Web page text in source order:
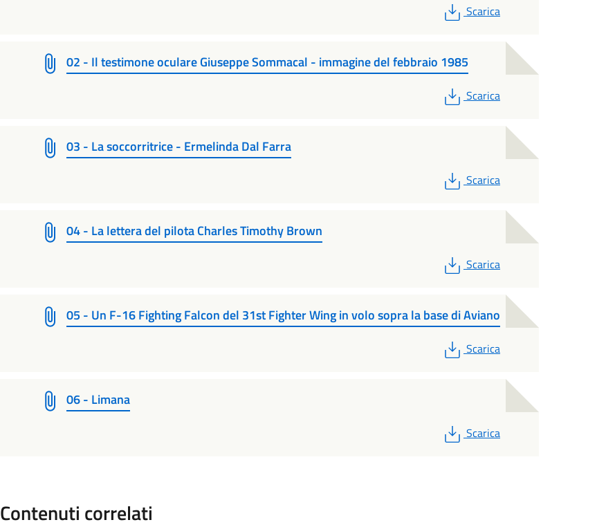
PDF
Scarica
02 - Il testimone oculare Giuseppe Sommacal - immagine del febbraio 1985
PDF
Scarica
03 - La soccorritrice - Ermelinda Dal Farra
PDF
Scarica
04 - La lettera del pilota Charles Timothy Brown
PDF
Scarica
05 - Un F-16 Fighting Falcon del 31st Fighter Wing in volo sopra la base di Aviano
PDF
Scarica
06 - Limana
PDF
Scarica
Contenuti correlati